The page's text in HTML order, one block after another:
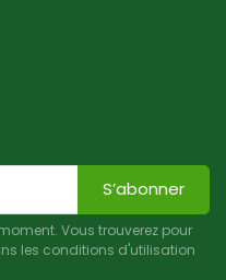
S’abonner
Vous trouverez pour
les conditions d'utilisation